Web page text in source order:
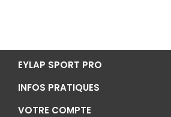
EYLAP SPORT PRO
INFOS PRATIQUES
VOTRE COMPTE